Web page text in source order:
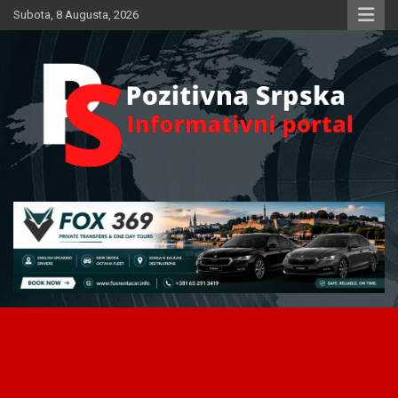
Skip
to
Subota, 8 Augusta, 2026
Pozitivna Srpska